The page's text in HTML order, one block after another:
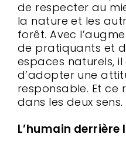
de respecter au
la nature et les
forêt. Avec
de pratiquants et
espaces naturels,
d’adopter une
responsable. Et ce
dans les deux sens.
L’humain